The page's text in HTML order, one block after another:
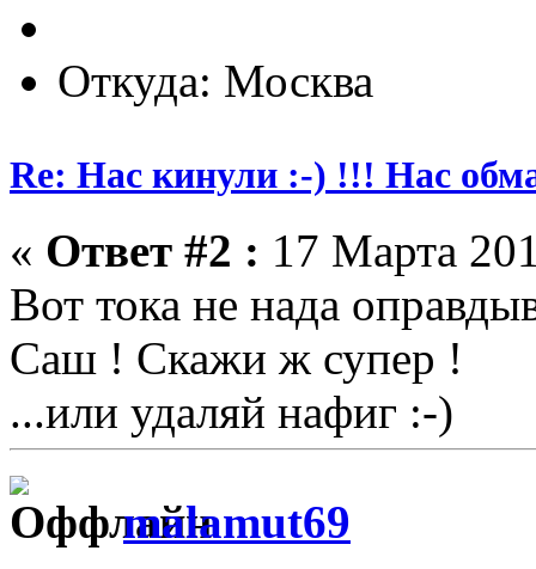
Откуда: Москва
Re: Нас кинули :-) !!! Нас
« Ответ #2 : 17 Марта
Вот тока не нада
Саш ! Скажи ж супер !
...или удаляй нафиг :-)
malamut69